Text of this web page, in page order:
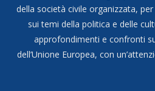
della società civile organizzata,
sui temi della politica e delle
approfondimenti e confronti
dell’Unione Europea, con